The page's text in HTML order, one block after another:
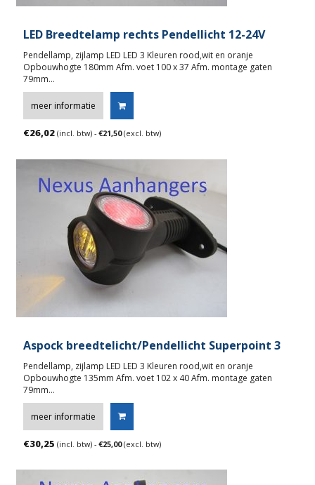
LED Breedtelamp rechts Pendellicht 12-24V
Pendellamp, zijlamp LED LED 3 Kleuren rood,wit en oranje
Opbouwhogte 180mm Afm. voet 100 x 37 Afm. montage gaten
79mm…
meer informatie
€26,02 (incl. btw) - €21,50(excl. btw)
Aspock breedtelicht/Pendellicht Superpoint 3
Pendellamp, zijlamp LED LED 3 Kleuren rood,wit en oranje
Opbouwhogte 135mm Afm. voet 102 x 40 Afm. montage gaten
79mm…
meer informatie
€30,25 (incl. btw) - €25,00(excl. btw)